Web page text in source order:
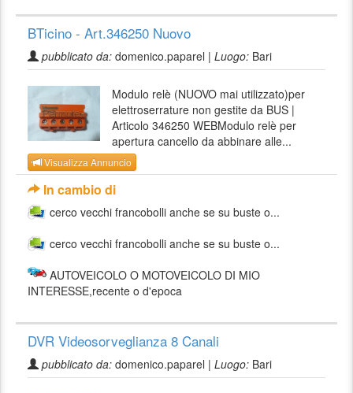
BTicino - Art.346250 Nuovo
pubblicato da: domenico.paparel | Luogo: Bari
Modulo relè (NUOVO mai utilizzato)per
elettroserrature non gestite da BUS |
Articolo 346250 WEBModulo relè per
apertura cancello da abbinare alle...
Visualizza Annuncio
In cambio di
cerco vecchi francobolli anche se su buste o...
cerco vecchi francobolli anche se su buste o...
AUTOVEICOLO O MOTOVEICOLO DI MIO
INTERESSE,recente o d'epoca
DVR Videosorveglianza 8 Canali
pubblicato da: domenico.paparel | Luogo: Bari